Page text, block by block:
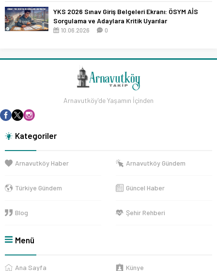
YKS 2026 Sınav Giriş Belgeleri Ekranı: ÖSYM AİS
Sorgulama ve Adaylara Kritik Uyarılar
10.06.2026 0
Arnavutköy'de Yaşamın İçinden
Kategoriler
Arnavutköy Haber Arnavutköy Gündem
Türkiye Gündem Güncel Haber
Blog Şehir Rehberi
Menü
Ana Sayfa Künye